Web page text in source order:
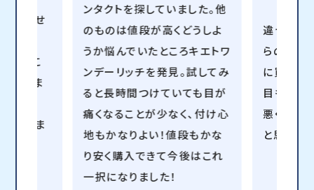
用させ
するこ
使えま
思いま
ンタクトを探していました。他
のものは値段が高くどうしよ
うか悩んでいたところキエトワ
ンデーリッチを発見。試してみ
ると長時間つけていても目が
痛くなることが少なく、付け心
地もかなりよい！値段もかな
り安く購入できて今後はこれ
一択になりました！
違う1day
らの方が
に買って
目も乾き
悪くない
と思いま